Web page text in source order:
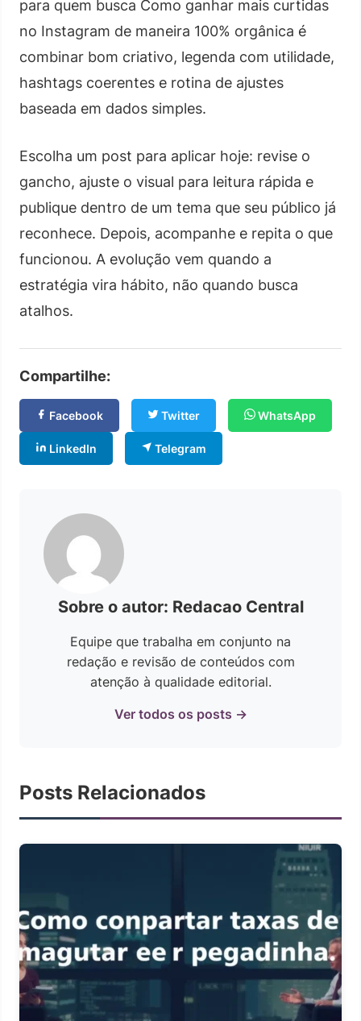
para quem busca Como ganhar mais curtidas
no Instagram de maneira 100% orgânica é
combinar bom criativo, legenda com utilidade,
hashtags coerentes e rotina de ajustes
baseada em dados simples.
Escolha um post para aplicar hoje: revise o
gancho, ajuste o visual para leitura rápida e
publique dentro de um tema que seu público já
reconhece. Depois, acompanhe e repita o que
funcionou. A evolução vem quando a
estratégia vira hábito, não quando busca
atalhos.
Compartilhe:
Facebook Twitter WhatsApp
LinkedIn Telegram
Sobre o autor: Redacao Central
Equipe que trabalha em conjunto na
redação e revisão de conteúdos com
atenção à qualidade editorial.
Ver todos os posts →
Posts Relacionados